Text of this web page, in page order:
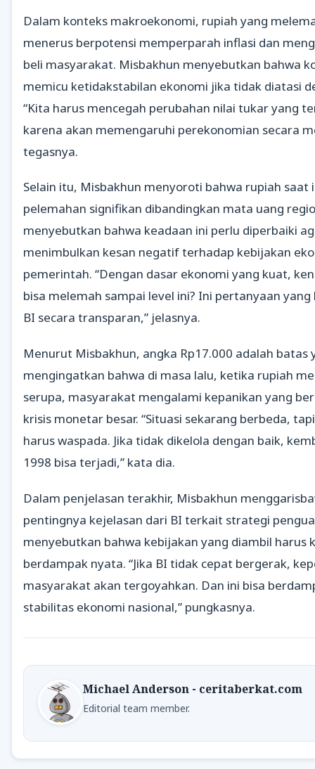
Dalam konteks makroekonomi, rupiah yang
menerus berpotensi memperparah inflasi dan
beli masyarakat. Misbakhun menyebutkan bahwa
memicu ketidakstabilan ekonomi jika tidak diatasi
“Kita harus mencegah perubahan nilai tukar yang
karena akan memengaruhi perekonomian secara
tegasnya.
Selain itu, Misbakhun menyoroti bahwa rupiah saat
pelemahan signifikan dibandingkan mata uang
menyebutkan bahwa keadaan ini perlu diperbaiki
menimbulkan kesan negatif terhadap kebijakan
pemerintah. “Dengan dasar ekonomi yang kuat,
bisa melemah sampai level ini? Ini pertanyaan
BI secara transparan,” jelasnya.
Menurut Misbakhun, angka Rp17.000 adalah batas
mengingatkan bahwa di masa lalu, ketika rupiah
serupa, masyarakat mengalami kepanikan yang
krisis monetar besar. “Situasi sekarang berbeda,
harus waspada. Jika tidak dikelola dengan baik,
1998 bisa terjadi,” kata dia.
Dalam penjelasan terakhir, Misbakhun
pentingnya kejelasan dari BI terkait strategi
menyebutkan bahwa kebijakan yang diambil harus
berdampak nyata. “Jika BI tidak cepat bergerak,
masyarakat akan tergoyahkan. Dan ini bisa
stabilitas ekonomi nasional,” pungkasnya.
Michael Anderson - ceritaberkat.com
Editorial team member.